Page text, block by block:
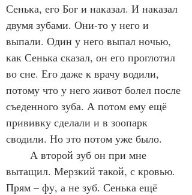
Сенька, его Бог и наказал. И наказал
двумя зубами. Они-то у него и
выпали. Один у него выпал ночью,
как Сенька сказал, он его проглотил
во сне. Его даже к врачу водили,
потому что у него живот болел после
съеденного зуба. А потом ему ещё
прививку сделали и в зоопарк
сводили. Но это потом уже было.
вытащил. Мерзкий такой, с кровью.
Прям – фу, а не зуб. Сенька ещё